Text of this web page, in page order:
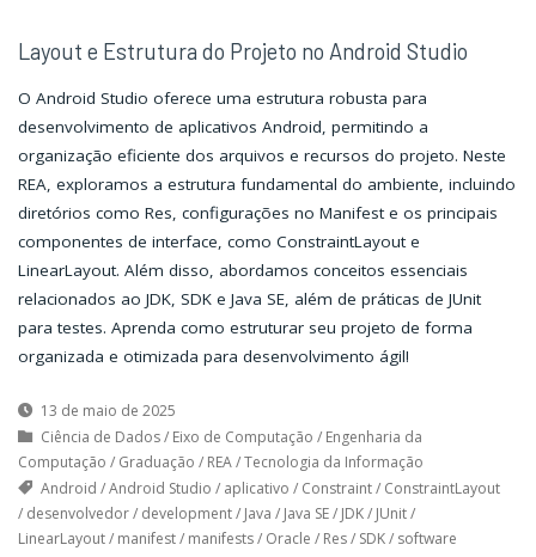
Layout e Estrutura do Projeto no Android Studio
O Android Studio oferece uma estrutura robusta para
desenvolvimento de aplicativos Android, permitindo a
organização eficiente dos arquivos e recursos do projeto. Neste
REA, exploramos a estrutura fundamental do ambiente, incluindo
diretórios como Res, configurações no Manifest e os principais
componentes de interface, como ConstraintLayout e
LinearLayout. Além disso, abordamos conceitos essenciais
relacionados ao JDK, SDK e Java SE, além de práticas de JUnit
para testes. Aprenda como estruturar seu projeto de forma
organizada e otimizada para desenvolvimento ágil!
13 de maio de 2025
Ciência de Dados/ Eixo de Computação / Engenharia da
Computação / Graduação / REA/Tecnologia da Informação
Android /Android Studio / aplicativo / Constraint/ ConstraintLayout
/ desenvolvedor/ development/ Java / Java SE/ JDK/ JUnit/
LinearLayout/ manifest/ manifests/ Oracle / Res/ SDK/ software